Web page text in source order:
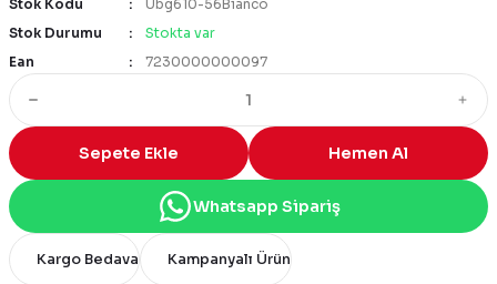
Stok Kodu
Ubg610-56Bianco
Stok Durumu
Stokta var
Ean
7230000000097
Sepete Ekle Hemen Al
Whatsapp Sipariş
Kargo Bedava Kampanyalı Ürün